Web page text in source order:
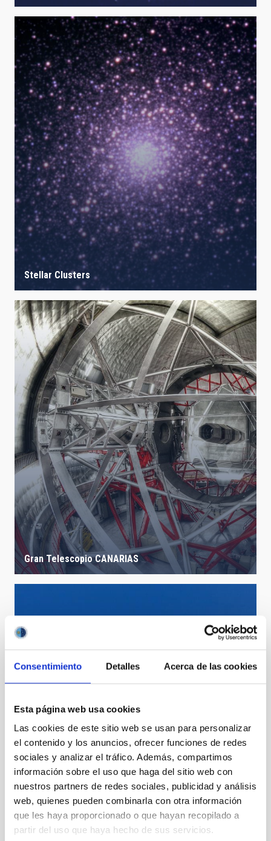
Consentimiento Detalles Acerca de las cookies
Esta página web usa cookies
Las cookies de este sitio web se usan para personalizar
el contenido y los anuncios, ofrecer funciones de redes
sociales y analizar el tráfico. Además, compartimos
información sobre el uso que haga del sitio web con
nuestros partners de redes sociales, publicidad y análisis
web, quienes pueden combinarla con otra información
que les haya proporcionado o que hayan recopilado a
partir del uso que haya hecho de sus servicios.
Stellar Clusters
Gran Telescopio CANARIAS